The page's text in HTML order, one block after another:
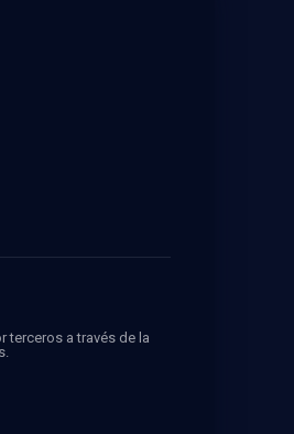
terceros a través de la